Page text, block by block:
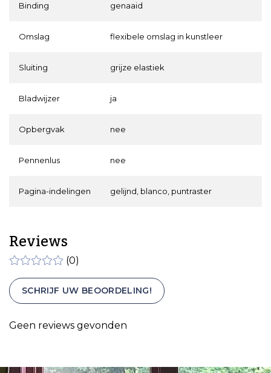
Binding genaaid
Omslag flexibele omslag in kunstleer
Sluiting grijze elastiek
Bladwijzer ja
Opbergvak nee
Pennenlus nee
Pagina-indelingen gelijnd, blanco, puntraster
Reviews
(0)
SCHRIJF UW BEOORDELING!
Geen reviews gevonden